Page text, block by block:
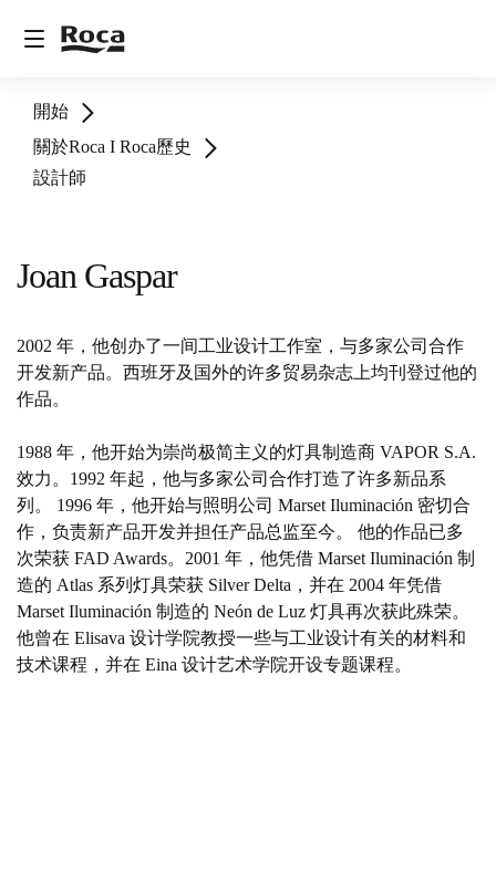
開始
關於Roca I Roca歷史
設計師
Joan Gaspar
2002 年，他创办了一间工业设计工作室，与多家公司合作
开发新产品。西班牙及国外的许多贸易杂志上均刊登过他的
作品。
1988 年，他开始为崇尚极简主义的灯具制造商 VAPOR S.A.
效力。1992 年起，他与多家公司合作打造了许多新品系
列。 1996 年，他开始与照明公司 Marset Iluminación 密切合
作，负责新产品开发并担任产品总监至今。 他的作品已多
次荣获 FAD Awards。2001 年，他凭借 Marset Iluminación 制
造的 Atlas 系列灯具荣获 Silver Delta，并在 2004 年凭借
Marset Iluminación 制造的 Neón de Luz 灯具再次获此殊荣。
他曾在 Elisava 设计学院教授一些与工业设计有关的材料和
技术课程，并在 Eina 设计艺术学院开设专题课程。